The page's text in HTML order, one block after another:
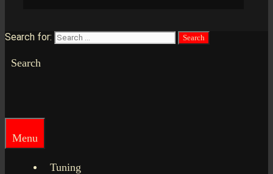
Search for:
Search
Menu
Tuning